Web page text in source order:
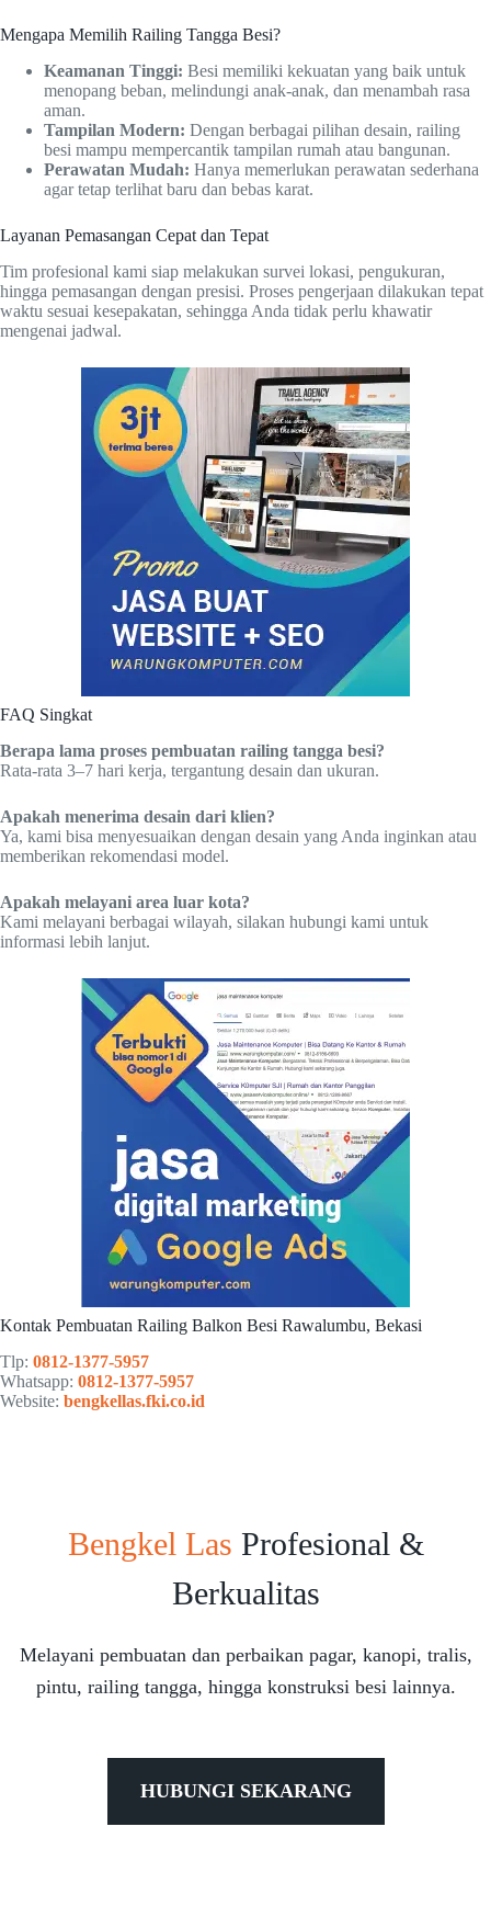
Mengapa Memilih Railing Tangga Besi?
Keamanan Tinggi: Besi memiliki kekuatan yang baik untuk
menopang beban, melindungi anak-anak, dan menambah rasa
aman.
Tampilan Modern: Dengan berbagai pilihan desain, railing
besi mampu mempercantik tampilan rumah atau bangunan.
Perawatan Mudah: Hanya memerlukan perawatan sederhana
agar tetap terlihat baru dan bebas karat.
Layanan Pemasangan Cepat dan Tepat
Tim profesional kami siap melakukan survei lokasi, pengukuran,
hingga pemasangan dengan presisi. Proses pengerjaan dilakukan tepat
waktu sesuai kesepakatan, sehingga Anda tidak perlu khawatir
mengenai jadwal.
FAQ Singkat
Berapa lama proses pembuatan railing tangga besi?
Rata-rata 3–7 hari kerja, tergantung desain dan ukuran.
Apakah menerima desain dari klien?
Ya, kami bisa menyesuaikan dengan desain yang Anda inginkan atau
memberikan rekomendasi model.
Apakah melayani area luar kota?
Kami melayani berbagai wilayah, silakan hubungi kami untuk
informasi lebih lanjut.
Kontak Pembuatan Railing Balkon Besi Rawalumbu, Bekasi
Tlp: 0812-1377-5957
Whatsapp: 0812-1377-5957
Website: bengkellas.fki.co.id
Bengkel Las Profesional &
Berkualitas
Melayani pembuatan dan perbaikan pagar, kanopi, tralis,
pintu, railing tangga, hingga konstruksi besi lainnya.
HUBUNGI SEKARANG